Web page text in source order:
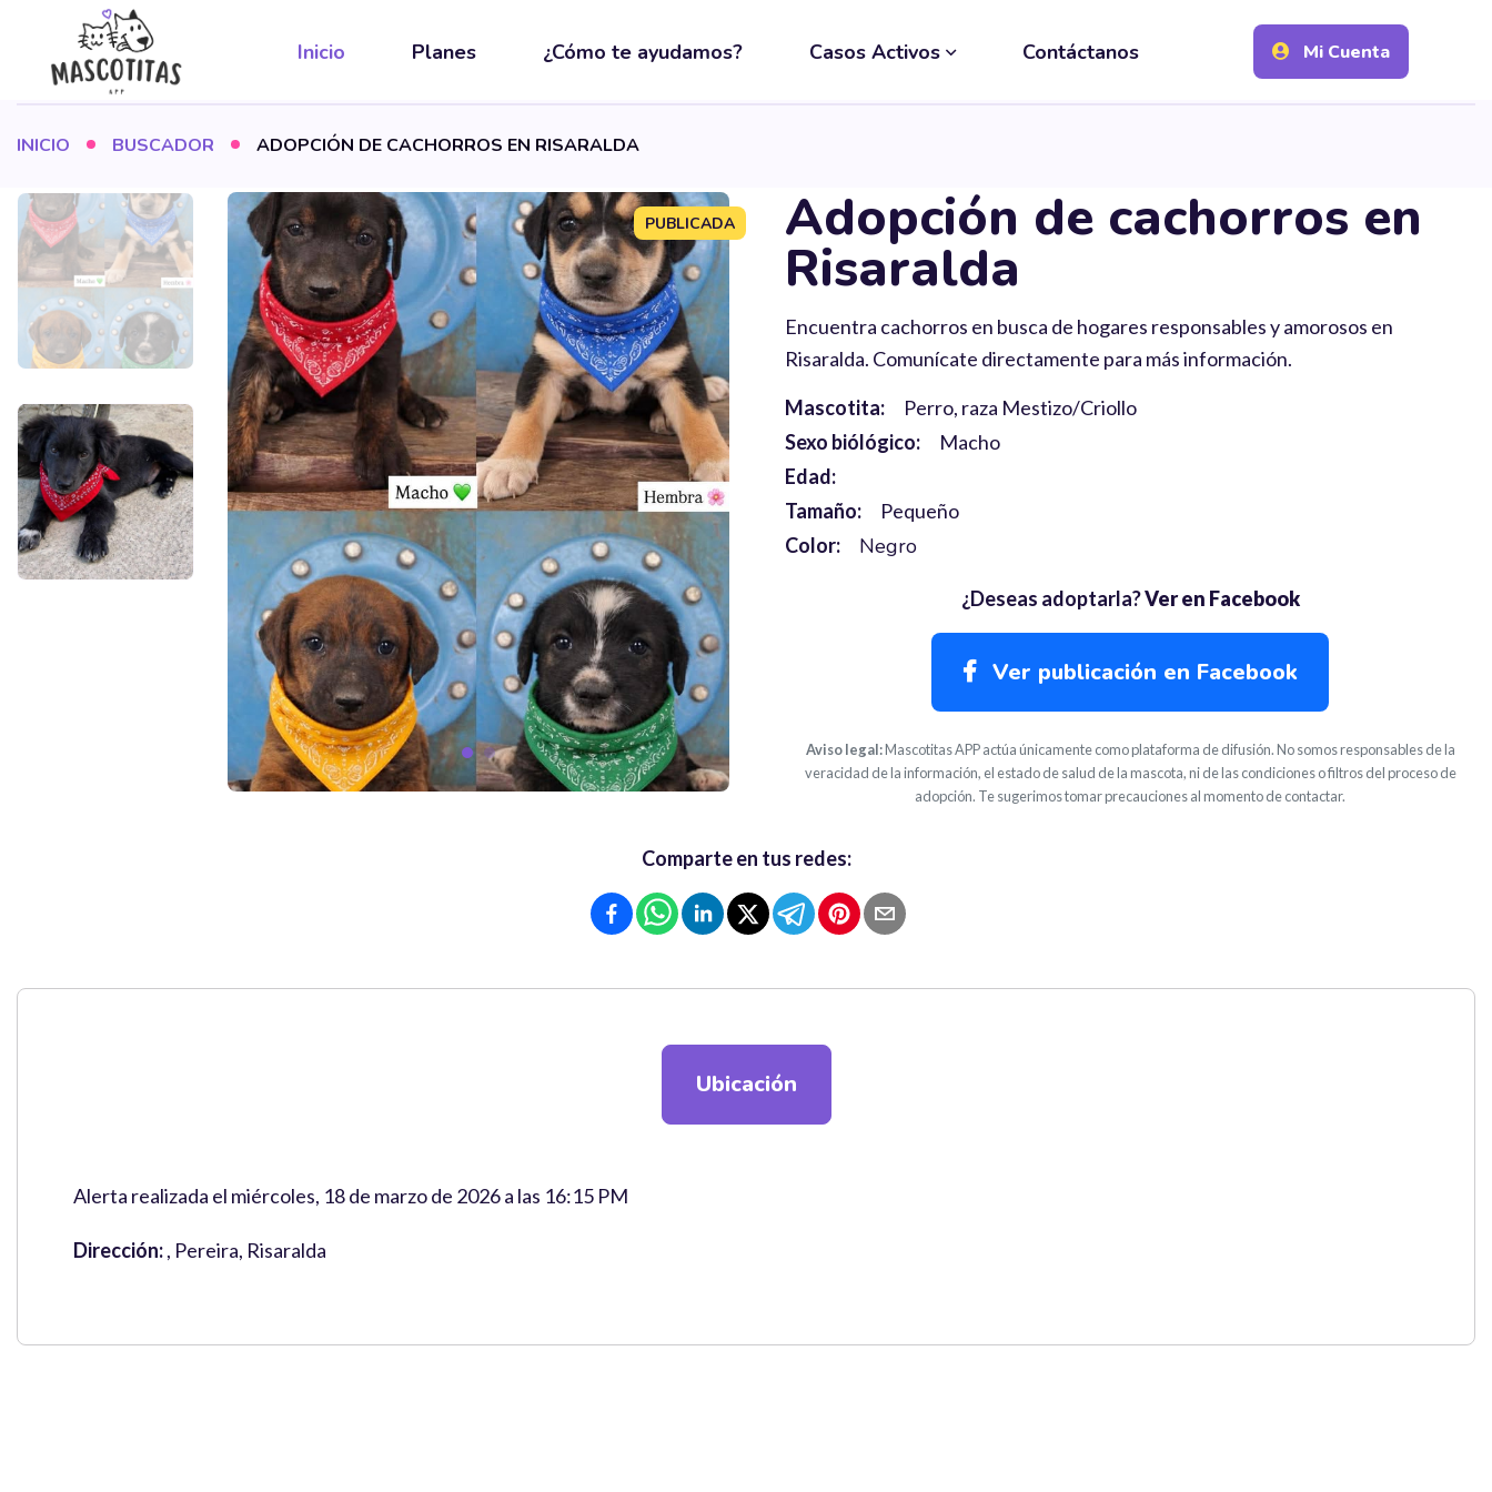
Inicio Planes ¿Cómo te ayudamos? Casos Activos Contáctanos Mi Cuenta
INICIO BUSCADOR ADOPCIÓN DE CACHORROS EN RISARALDA
PUBLICADA Adopción de cachorros en
Risaralda
Encuentra cachorros en busca de hogares responsables y amorosos en
Risaralda. Comunícate directamente para más información.
Mascotita:
Perro, raza Mestizo/Criollo
Sexo biólógico:
Macho
Edad:
Tamaño:
Pequeño
Color:
Negro
¿Deseas adoptarla?Ver en Facebook
Ver publicación en Facebook
Aviso legal:Mascotitas APP actúa únicamente como plataforma de difusión. No somos responsables de la
veracidad de la información, el estado de salud de la mascota, ni de las condiciones o filtros del proceso de
adopción. Te sugerimos tomar precauciones al momento de contactar.
Comparte en tus redes:
Ubicación
Alerta realizada el miércoles, 18 de marzo de 2026 a las 16:15 PM
Dirección:, Pereira, Risaralda